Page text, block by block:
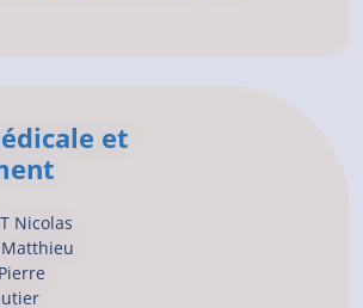
et
Nicolas
Matthieu
Pierre